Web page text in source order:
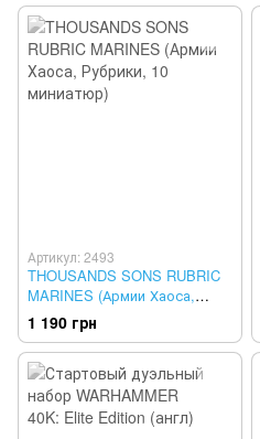
Артикул: 2493
THOUSANDS SONS RUBRIC
MARINES (Армии Хаоса,
Рубрики, 10 миниатюр)
1 190 грн